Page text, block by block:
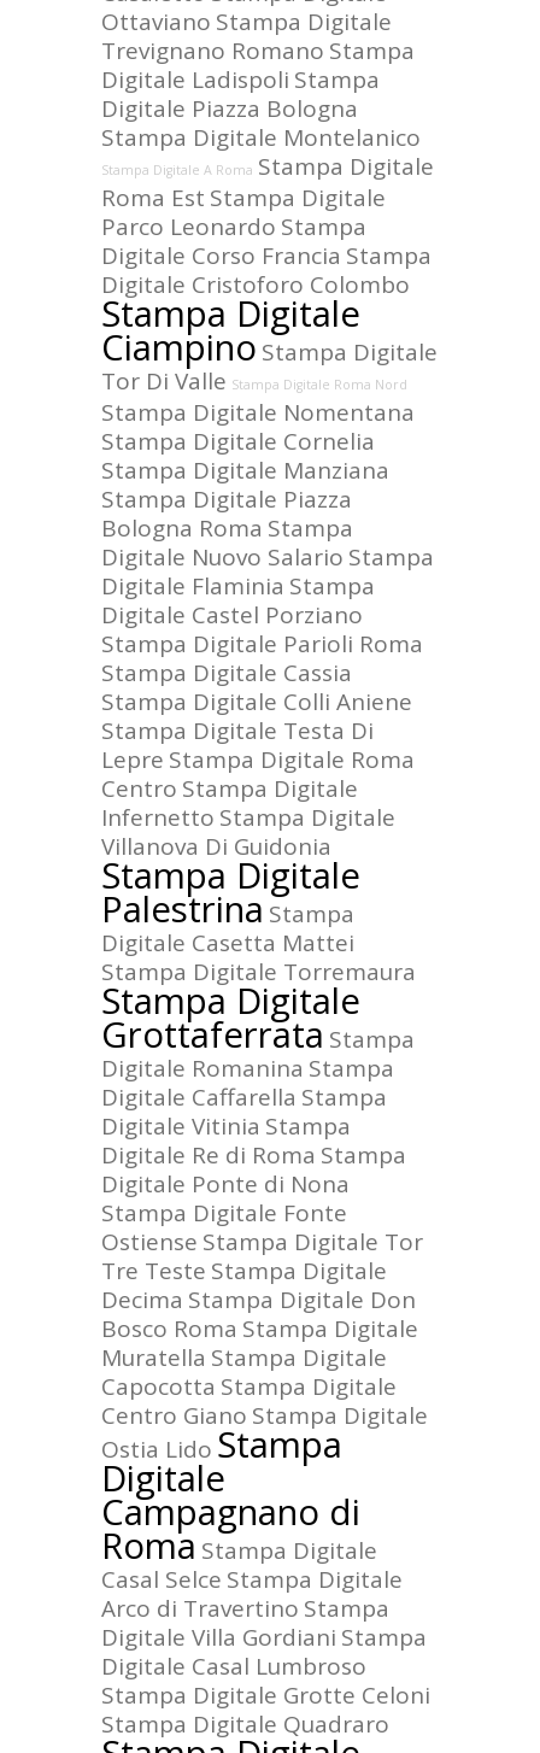
Ottaviano Stampa Digitale
Trevignano Romano Stampa
Digitale Ladispoli Stampa
Digitale Piazza Bologna
Stampa Digitale Montelanico
Stampa Digitale A Roma Stampa Digitale
Roma Est Stampa Digitale
Parco Leonardo Stampa
Digitale Corso Francia Stampa
Digitale Cristoforo Colombo
Stampa Digitale
Ciampino Stampa Digitale
Tor Di Valle Stampa Digitale Roma Nord
Stampa Digitale Nomentana
Stampa Digitale Cornelia
Stampa Digitale Manziana
Stampa Digitale Piazza
Bologna Roma Stampa
Digitale Nuovo Salario Stampa
Digitale Flaminia Stampa
Digitale Castel Porziano
Stampa Digitale Parioli Roma
Stampa Digitale Cassia
Stampa Digitale Colli Aniene
Stampa Digitale Testa Di
Lepre Stampa Digitale Roma
Centro Stampa Digitale
Infernetto Stampa Digitale
Villanova Di Guidonia
Stampa Digitale
Palestrina Stampa
Digitale Casetta Mattei
Stampa Digitale Torremaura
Stampa Digitale
Grottaferrata Stampa
Digitale Romanina Stampa
Digitale Caffarella Stampa
Digitale Vitinia Stampa
Digitale Re di Roma Stampa
Digitale Ponte di Nona
Stampa Digitale Fonte
Ostiense Stampa Digitale Tor
Tre Teste Stampa Digitale
Decima Stampa Digitale Don
Bosco Roma Stampa Digitale
Muratella Stampa Digitale
Capocotta Stampa Digitale
Centro Giano Stampa Digitale
Ostia Lido Stampa
Digitale
Campagnano di
Roma Stampa Digitale
Casal Selce Stampa Digitale
Arco di Travertino Stampa
Digitale Villa Gordiani Stampa
Digitale Casal Lumbroso
Stampa Digitale Grotte Celoni
Stampa Digitale Quadraro